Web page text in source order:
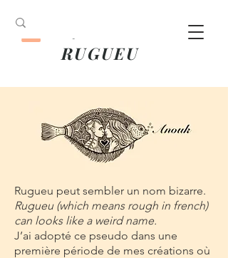
RUGUEU
Rugueu peut sembler un nom bizarre.
Rugueu (which means rough in french)
can looks like a weird name.
J’ai adopté ce pseudo dans une
première période de mes créations où